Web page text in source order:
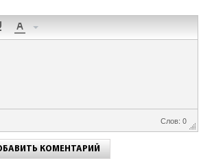
Слов: 0
КОМЕНТАРИЙ